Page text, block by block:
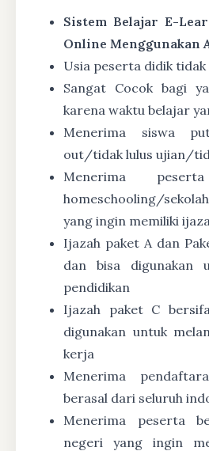
Sistem Belajar E-
Online Menggunakan
Usia peserta didik tidak
Sangat Cocok bagi
karena waktu belajar
Menerima siswa
out/tidak lulus ujian/
Menerima
homeschooling/
yang ingin memiliki
Ijazah paket A dan
dan bisa digunakan
pendidikan
Ijazah paket C
digunakan untuk
kerja
Menerima
berasal dari seluruh
Menerima peserta
negeri yang ingin